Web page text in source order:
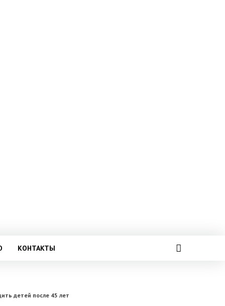
КОНТАКТЫ
детей после 45 лет